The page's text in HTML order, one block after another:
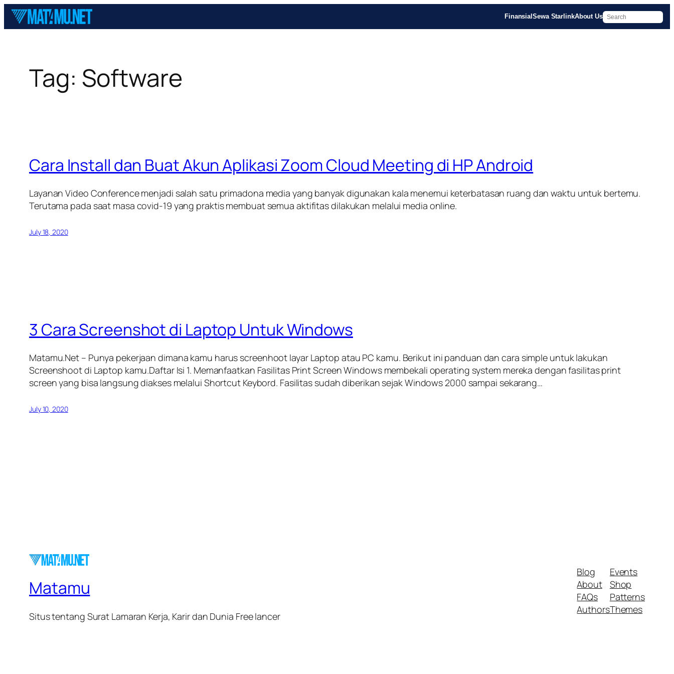
Skip
FinansialSewa StarlinkAbout Us
Tag: Software
Cara Install dan Buat Akun Aplikasi Zoom Cloud Meeting di HP Android
Layanan Video Conference menjadi salah satu primadona media yang banyak digunakan kala menemui keterbatasan ruang dan waktu untuk bertemu.
Terutama pada saat masa covid-19 yang praktis membuat semua aktifitas dilakukan melalui media online.
July 18, 2020
3 Cara Screenshot di Laptop Untuk Windows
Matamu.Net – Punya pekerjaan dimana kamu harus screenhoot layar Laptop atau PC kamu. Berikut ini panduan dan cara simple untuk lakukan
Screenshoot di Laptop kamu.Daftar Isi 1. Memanfaatkan Fasilitas Print Screen Windows membekali operating system mereka dengan fasilitas print
screen yang bisa langsung diakses melalui Shortcut Keybord. Fasilitas sudah diberikan sejak Windows 2000 sampai sekarang…
July 10, 2020
Matamu
Situs tentang Surat Lamaran Kerja, Karir dan Dunia Free lancer
Blog
About
FAQs
Authors
Events
Shop
Patterns
Themes